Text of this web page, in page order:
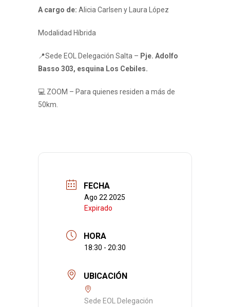
A cargo de: Alicia Carlsen y Laura López
Modalidad Híbrida
📍Sede EOL Delegación Salta – Pje. Adolfo
Basso 303, esquina Los Cebiles.
💻 ZOOM – Para quienes residen a más de
50km.
FECHA
Ago 22 2025
Expirado
HORA
18:30 - 20:30
UBICACIÓN
Sede EOL Delegación